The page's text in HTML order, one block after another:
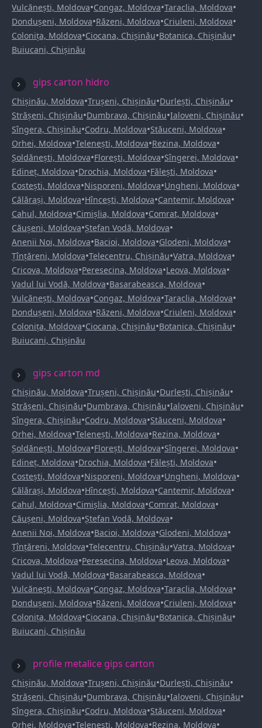
Vulcănești, Moldova•Congaz, Moldova•Taraclia, Moldova•
Dondușeni, Moldova•Răzeni, Moldova•Criuleni, Moldova•
Colonița, Moldova•Ciocana, Chișinău•Botanica, Chișinău•
Buiucani, Chișinău
gips carton hidro
Chișinău, Moldova•Trușeni, Chișinău•Durlești, Chișinău•
Strășeni, Chișinău•Dumbrava, Chișinău•Ialoveni, Chișinău•
Sîngera, Chișinău•Codru, Moldova•Stăuceni, Moldova•
Orhei, Moldova•Telenești, Moldova•Rezina, Moldova•
Șoldănești, Moldova•Florești, Moldova•Sîngerei, Moldova•
Edineț, Moldova•Drochia, Moldova•Fălești, Moldova•
Costești, Moldova•Nisporeni, Moldova•Ungheni, Moldova•
Călărași, Moldova•Hîncești, Moldova•Cantemir, Moldova•
Cahul, Moldova•Cimișlia, Moldova•Comrat, Moldova•
Căușeni, Moldova•Ștefan Vodă, Moldova•
Anenii Noi, Moldova•Bacioi, Moldova•Glodeni, Moldova•
Țînțăreni, Moldova•Telecentru, Chișinău•Vatra, Moldova•
Cricova, Moldova•Peresecina, Moldova•Leova, Moldova•
Vadul lui Vodă, Moldova•Basarabeasca, Moldova•
Vulcănești, Moldova•Congaz, Moldova•Taraclia, Moldova•
Dondușeni, Moldova•Răzeni, Moldova•Criuleni, Moldova•
Colonița, Moldova•Ciocana, Chișinău•Botanica, Chișinău•
Buiucani, Chișinău
gips carton md
Chișinău, Moldova•Trușeni, Chișinău•Durlești, Chișinău•
Strășeni, Chișinău•Dumbrava, Chișinău•Ialoveni, Chișinău•
Sîngera, Chișinău•Codru, Moldova•Stăuceni, Moldova•
Orhei, Moldova•Telenești, Moldova•Rezina, Moldova•
Șoldănești, Moldova•Florești, Moldova•Sîngerei, Moldova•
Edineț, Moldova•Drochia, Moldova•Fălești, Moldova•
Costești, Moldova•Nisporeni, Moldova•Ungheni, Moldova•
Călărași, Moldova•Hîncești, Moldova•Cantemir, Moldova•
Cahul, Moldova•Cimișlia, Moldova•Comrat, Moldova•
Căușeni, Moldova•Ștefan Vodă, Moldova•
Anenii Noi, Moldova•Bacioi, Moldova•Glodeni, Moldova•
Țînțăreni, Moldova•Telecentru, Chișinău•Vatra, Moldova•
Cricova, Moldova•Peresecina, Moldova•Leova, Moldova•
Vadul lui Vodă, Moldova•Basarabeasca, Moldova•
Vulcănești, Moldova•Congaz, Moldova•Taraclia, Moldova•
Dondușeni, Moldova•Răzeni, Moldova•Criuleni, Moldova•
Colonița, Moldova•Ciocana, Chișinău•Botanica, Chișinău•
Buiucani, Chișinău
profile metalice gips carton
Chișinău, Moldova•Trușeni, Chișinău•Durlești, Chișinău•
Strășeni, Chișinău•Dumbrava, Chișinău•Ialoveni, Chișinău•
Sîngera, Chișinău•Codru, Moldova•Stăuceni, Moldova•
Orhei, Moldova•Telenești, Moldova•Rezina, Moldova•